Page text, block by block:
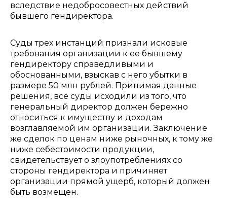
вследствие недобросовестных действий
бывшего гендиректора.
Суды трех инстанций признали исковые
требования организации к ее бывшему
гендиректору справедливыми и
обоснованными, взыскав с него убытки в
размере 50 млн рублей. Принимая данные
решения, все суды исходили из того, что
генеральный директор должен бережно
относиться к имуществу и доходам
возглавляемой им организации. Заключение
же сделок по ценам ниже рыночных, к тому же
ниже себестоимости продукции,
свидетельствует о злоупотреблениях со
стороны гендиректора и причиняет
организации прямой ущерб, который должен
быть возмещен.